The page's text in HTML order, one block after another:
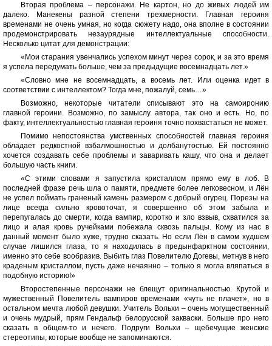
Вторая проблема – персонажи. Не картон, но до живых людей им
далеко. Манекены разной степени трехмерности. Главная героиня
временами не очень умная, но когда сюжету надо, она вполне в состоянии
продемонстрировать незаурядные интеллектуальные способности.
Несколько цитат для демонстрации:
«Мои старания увенчались успехом минут через сорок, и за это время
я успела передумать больше, чем за предыдущие восемнадцать лет.»
«Словно мне не восемнадцать, а восемь лет. Или оценка идет в
соответствии с интеллектом? Тогда мне, пожалуй, семь…»
Возможно, некоторые читатели списывают это на самоиронию
главной героини. Возможно, по замыслу автора, так оно и есть. Но, по
факту, интеллектуальностью главная героиня точно похвастаться не может.
Помимо непостоянства умственных способностей главная героиня
обладает редкостной взбалмошностью и долбанутостью. Ей постоянно
хочется создавать себе проблемы и заваривать кашу, что она и делает
большую часть книги.
«С этими словами я запустила кристаллом прямо ему в лоб. В
последней фразе речь шла о памяти, предмете более легковесном, и Лён
не успел поймать граненый камень размером с добрый огурец. Порезы на
лице всегда сильно кровоточат, я совершенно об этом забыла и
перепугалась до смерти, когда вампир, коротко и зло взвыв, схватился за
лицо и алая кровь ручейками побежала сквозь пальцы. Кому из нас в
данный момент было хуже, трудно сказать. Но если Лён в самом худшем
случае лишился глаза, то я находилась в предынфарктном состоянии,
именно это себе вообразив. Выбить глаз Повелителю Догевы, метнув в него
краденым кристаллом, пусть даже нечаянно – только я могла вляпаться в
подобную историю!»
Второстепенные персонажи не блещут оригинальностью. Крутой и
мужественный Повелитель вампиров временами «чуть не плачет», но в
остальном мечта любой девушки. Учитель Вольхи – очень могущественный
и очень мудрый, прям Гендальф белорусской закваски. Больше про него
сказать в общем-то и нечего. Подруги Вольхи – щебечущие женские
стереотипы, которые вообще не запоминаются.